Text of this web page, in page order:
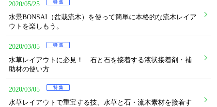
2020/05/25
水景BONSAI（盆栽流木）を使って簡単に本格的な流木レイア
ウトを楽しもう。
2020/03/05
水草レイアウトに必見！ 石と石を接着する液状接着剤・補
助材の使い方
2020/03/05
水草レイアウトで重宝する技、水草と石・流木素材を接着す